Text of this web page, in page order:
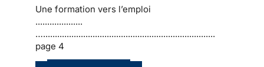
Une formation vers l’emploi
....................
….........................................................................
page 4